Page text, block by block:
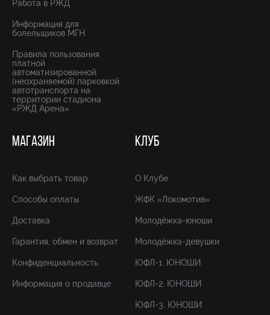
Работа в РЖД
Информация для
болельщиков МГН
Правила пользования
платной
автоматизированной
(неохраняемой) парковкой
автотранспорта на
территории стадиона
«РЖД Арена»
МАГАЗИН
Как выбрать товар
Способы оплаты
Доставка
Гарантия, обмен и возврат
Конфиденциальность
Информация о продавце
КЛУБ
О Клубе
ЖФК «Локомотив»
Молодёжка-юноши
Молодёжка-девушки
ЮФЛ-1. ЮНОШИ
ЮФЛ-2. ЮНОШИ
ЮФЛ-3. ЮНОШИ